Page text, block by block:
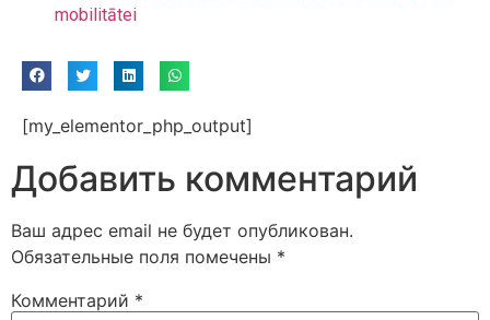
mobilitātei
[my_elementor_php_output]
Добавить комментарий
Ваш адрес email не будет опубликован.
Обязательные поля помечены *
Комментарий *